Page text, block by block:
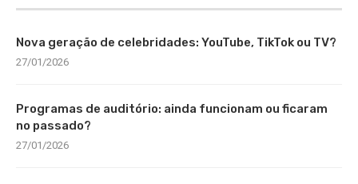
Nova geração de celebridades: YouTube, TikTok ou TV?
27/01/2026
Programas de auditório: ainda funcionam ou ficaram
no passado?
27/01/2026